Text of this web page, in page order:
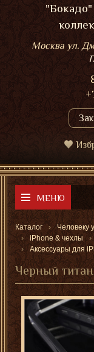
Москва ул.
МЕНЮ
Каталог Человеку
iPhone & чехлы
Аксессуары для
Черный